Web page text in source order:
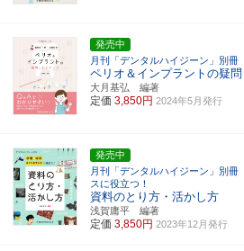
発売中
月刊「デンタルハイジーン」別冊
ペリオ＆インプラントの疑
大月基弘 編著
定価 3,850円 2024年5月発行
発売中
月刊「デンタルハイジーン」別
スに役立つ！
資料のとり方・活かし方
浅賀庸平 編著
定価 3,850円 2023年12月発行